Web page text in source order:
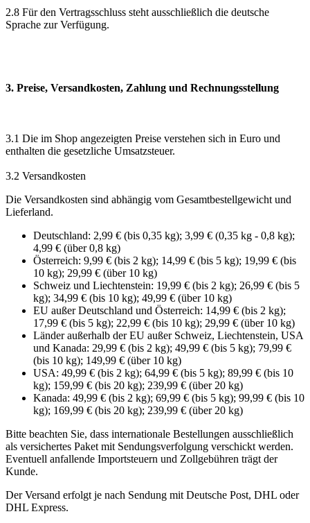
2.8 Für den Vertragsschluss steht ausschließlich die deutsche
Sprache zur Verfügung.
3. Preise, Versandkosten, Zahlung und Rechnungsstellung
3.1 Die im Shop angezeigten Preise verstehen sich in Euro und
enthalten die gesetzliche Umsatzsteuer.
3.2 Versandkosten
Die Versandkosten sind abhängig vom Gesamtbestellgewicht und
Lieferland.
Deutschland: 2,99 € (bis 0,35 kg); 3,99 € (0,35 kg - 0,8 kg);
4,99 € (über 0,8 kg)
Österreich: 9,99 € (bis 2 kg); 14,99 € (bis 5 kg); 19,99 € (bis
10 kg); 29,99 € (über 10 kg)
Schweiz und Liechtenstein: 19,99 € (bis 2 kg); 26,99 € (bis 5
kg); 34,99 € (bis 10 kg); 49,99 € (über 10 kg)
EU außer Deutschland und Österreich: 14,99 € (bis 2 kg);
17,99 € (bis 5 kg); 22,99 € (bis 10 kg); 29,99 € (über 10 kg)
Länder außerhalb der EU außer Schweiz, Liechtenstein, USA
und Kanada: 29,99 € (bis 2 kg); 49,99 € (bis 5 kg); 79,99 €
(bis 10 kg); 149,99 € (über 10 kg)
USA: 49,99 € (bis 2 kg); 64,99 € (bis 5 kg); 89,99 € (bis 10
kg); 159,99 € (bis 20 kg); 239,99 € (über 20 kg)
Kanada: 49,99 € (bis 2 kg); 69,99 € (bis 5 kg); 99,99 € (bis 10
kg); 169,99 € (bis 20 kg); 239,99 € (über 20 kg)
Bitte beachten Sie, dass internationale Bestellungen ausschließlich
als versichertes Paket mit Sendungsverfolgung verschickt werden.
Eventuell anfallende Importsteuern und Zollgebühren trägt der
Kunde.
Der Versand erfolgt je nach Sendung mit Deutsche Post, DHL oder
DHL Express.